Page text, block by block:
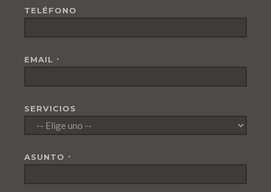
TELÉFONO
EMAIL *
SERVICIOS
ASUNTO *